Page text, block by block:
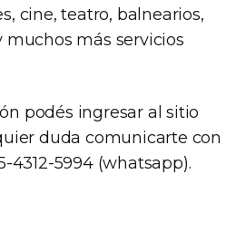
cine, teatro, balnearios,
muchos más servicios
podés ingresar al sitio
duda comunicarte con
4312-5994 (whatsapp).